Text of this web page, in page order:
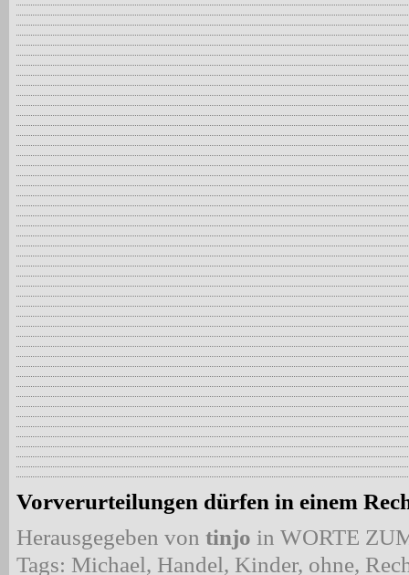
Vorverurteilungen dürfen in einem
Herausgegeben von tinjo in WORTE
Tags: Michael, Handel, Kinder, ohne,